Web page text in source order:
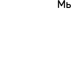
Мы